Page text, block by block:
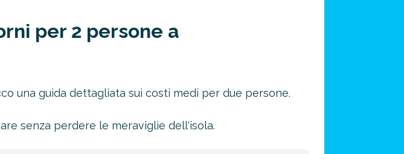
per 2 persone a
una guida dettagliata sui costi medi per due persone.
senza perdere le meraviglie dell'isola.